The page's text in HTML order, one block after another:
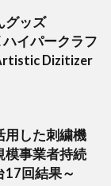
グッズ
ハイパークラフ
Dizitizer
用した刺繍機
模事業者持続
17回結果～